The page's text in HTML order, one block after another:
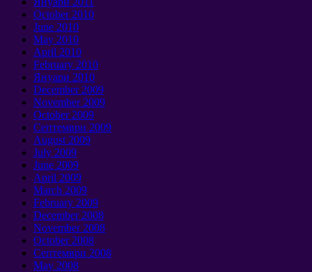
October2010
June 2010
May 2010
April 2010
February 2010
Януари 2010
December2009
November2009
October2009
Септември 2009
August 2009
July 2009
June 2009
April 2009
March 2009
February 2009
December2008
November2008
October2008
Септември 2008
May 2008